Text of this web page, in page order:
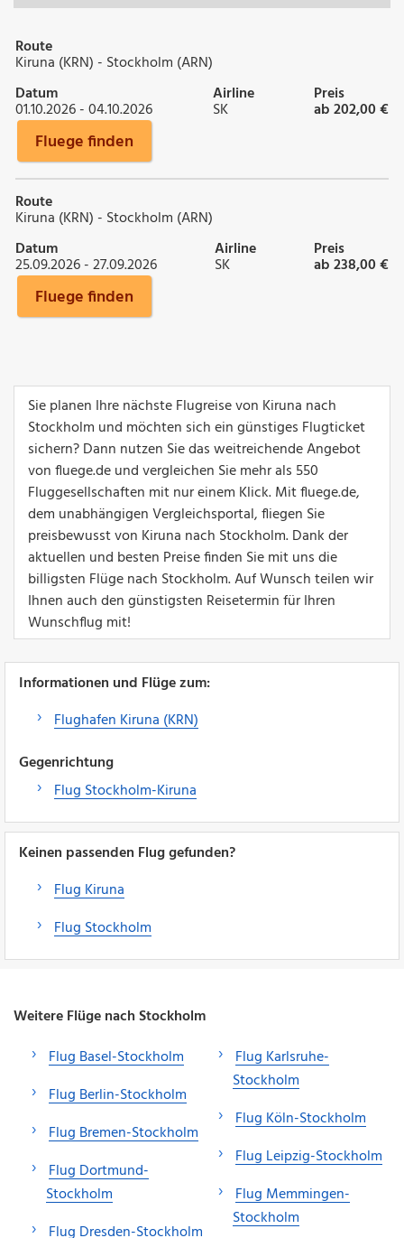
Route
Kiruna (KRN) - Stockholm (ARN)
Datum
01.10.2026 - 04.10.2026
Airline
SK
Preis
ab 202,00 €
Fluege finden
Route
Kiruna (KRN) - Stockholm (ARN)
Datum
25.09.2026 - 27.09.2026
Airline
SK
Preis
ab 238,00 €
Fluege finden
Sie planen Ihre nächste Flugreise von Kiruna nach
Stockholm und möchten sich ein günstiges Flugticket
sichern? Dann nutzen Sie das weitreichende Angebot
von fluege.de und vergleichen Sie mehr als 550
Fluggesellschaften mit nur einem Klick. Mit fluege.de,
dem unabhängigen Vergleichsportal, fliegen Sie
preisbewusst von Kiruna nach Stockholm. Dank der
aktuellen und besten Preise finden Sie mit uns die
billigsten Flüge nach Stockholm. Auf Wunsch teilen wir
Ihnen auch den günstigsten Reisetermin für Ihren
Wunschflug mit!
Informationen und Flüge zum:
Flughafen Kiruna (KRN)
Gegenrichtung
Flug Stockholm-Kiruna
Keinen passenden Flug gefunden?
Flug Kiruna
Flug Stockholm
Weitere Flüge nach Stockholm
Flug Basel-Stockholm
Flug Berlin-Stockholm
Flug Bremen-Stockholm
Flug Dortmund-
Stockholm
Flug Dresden-Stockholm
Flug Karlsruhe-
Stockholm
Flug Köln-Stockholm
Flug Leipzig-Stockholm
Flug Memmingen-
Stockholm